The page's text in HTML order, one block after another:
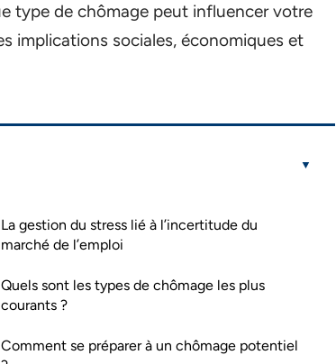
type de chômage peut influencer votre
implications sociales, économiques et
La gestion du stress lié à l’incertitude du
marché de l’emploi
Quels sont les types de chômage les plus
courants ?
Comment se préparer à un chômage potentiel